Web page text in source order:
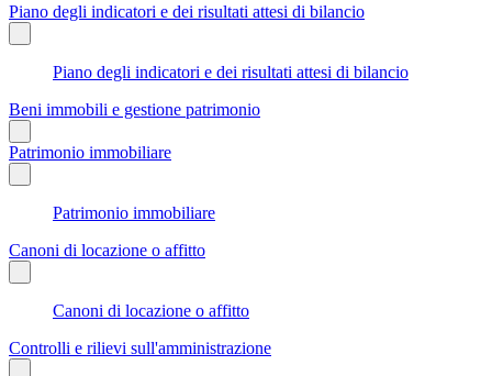
Piano degli indicatori e dei risultati attesi di bilancio
Piano degli indicatori e dei risultati attesi di bilancio
Beni immobili e gestione patrimonio
Patrimonio immobiliare
Patrimonio immobiliare
Canoni di locazione o affitto
Canoni di locazione o affitto
Controlli e rilievi sull'amministrazione